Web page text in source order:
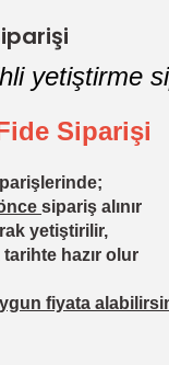
yetiştirme
Siparişi
sipariş alınır
yetiştirilir,
hazır olur
fiyata